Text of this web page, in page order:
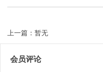
上一篇：暂无
会员评论